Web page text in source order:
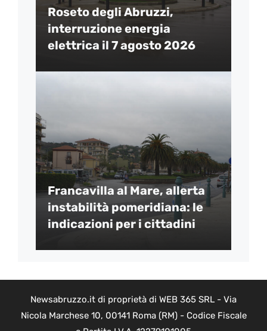
Roseto degli Abruzzi,
interruzione energia
elettrica il 7 agosto 2026
Francavilla al Mare, allerta
instabilità pomeridiana: le
indicazioni per i cittadini
Newsabruzzo.it di proprietà di WEB 365 SRL - Via
Nicola Marchese 10, 00141 Roma (RM) - Codice Fiscale